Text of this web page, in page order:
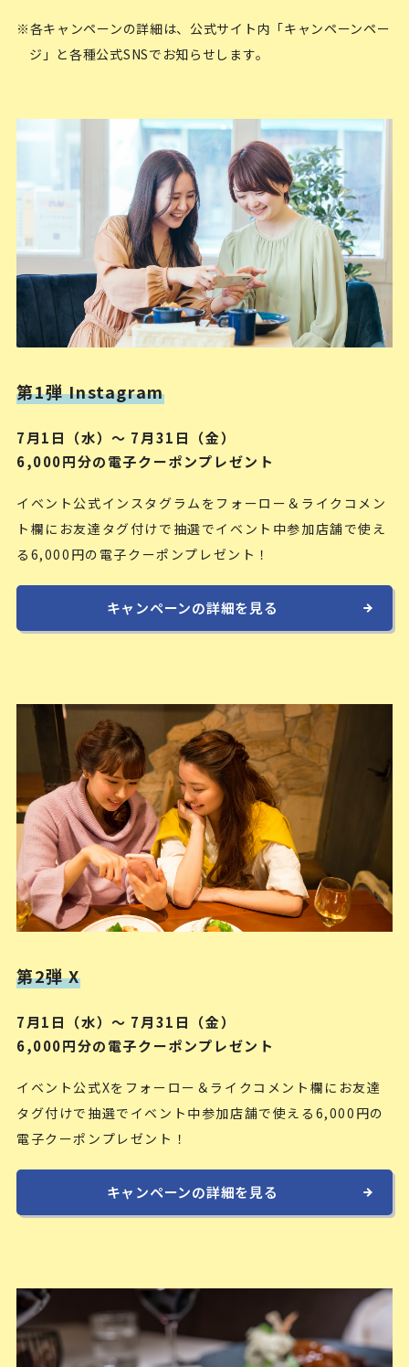
※各キャンペーンの詳細は、公式サイト内「キャンペーンペー
ジ」と各種公式SNSでお知らせします。
第1弾 Instagram
7月1日（水）〜 7月31日（金）
6,000円分の電子クーポンプレゼント
イベント公式インスタグラムをフォーロー＆ライクコメン
ト欄にお友達タグ付けで抽選でイベント中参加店舗で使え
る6,000円の電子クーポンプレゼント！
キャンペーンの詳細を見る
第2弾 X
7月1日（水）〜 7月31日（金）
6,000円分の電子クーポンプレゼント
イベント公式Xをフォーロー＆ライクコメント欄にお友達
タグ付けで抽選でイベント中参加店舗で使える6,000円の
電子クーポンプレゼント！
キャンペーンの詳細を見る